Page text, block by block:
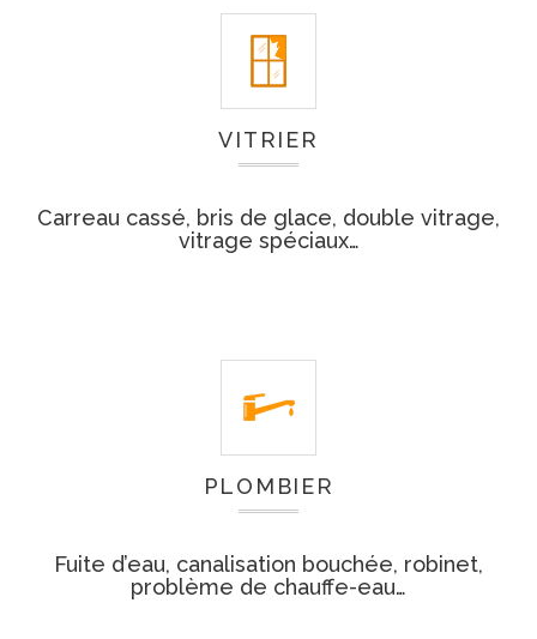
VITRIER
Carreau cassé, bris de glace, double vitrage,
vitrage spéciaux…
PLOMBIER
Fuite d’eau, canalisation bouchée, robinet,
problème de chauffe-eau…